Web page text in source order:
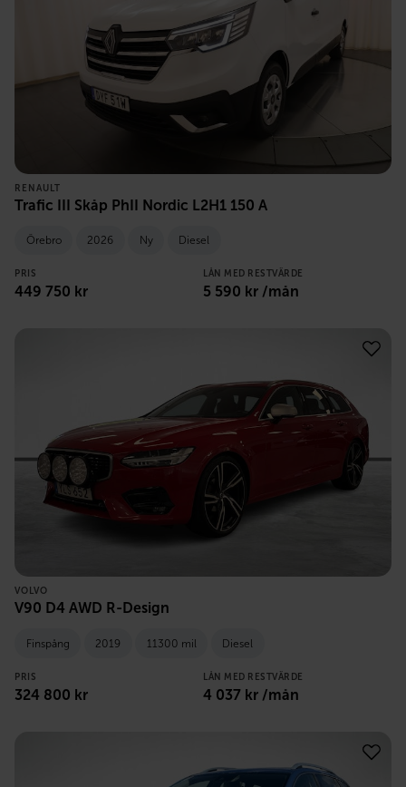
RENAULT
Trafic III Skåp PhII Nordic L2H1 150 A
Örebro 2026 Ny Diesel
PRIS
449 750 kr
LÅN MED RESTVÄRDE
5 590 kr /mån
VOLVO
V90 D4 AWD R-Design
Finspång 2019 11300 mil Diesel
PRIS
324 800 kr
LÅN MED RESTVÄRDE
4 037 kr /mån